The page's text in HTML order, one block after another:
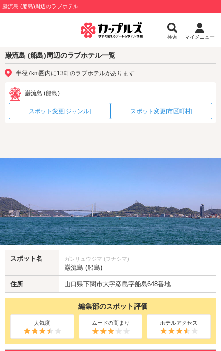
巌流島 (船島)周辺のラブホテル
検索 マイメニュー
巌流島 (船島)周辺のラブホテル一覧
半径7km圏内に13軒のラブホテルがあります
巌流島 (船島)
スポット変更[ジャンル] スポット変更[市区町村]
スポット名 ガンリュウジマ (フナシマ)
巌流島 (船島)
住所 山口県下関市大字彦島字船島648番地
編集部のスポット評価
人気度 ムードの高まり ホテルアクセス